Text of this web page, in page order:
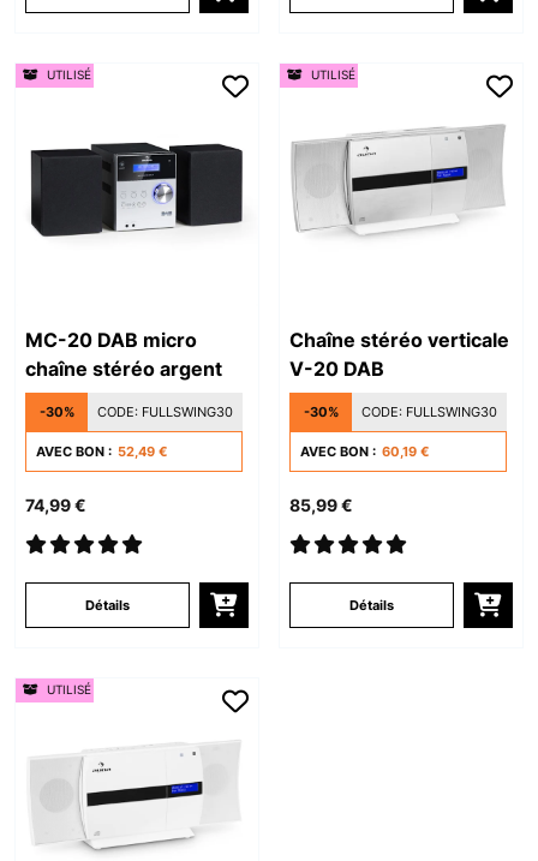
MC-20 DAB micro
chaîne stéréo argent
-30% CODE: FULLSWING30
AVEC BON : 52,49 €
74,99 €
Détails
UTILISÉ
Chaîne stéréo verticale
V-20 DAB
-30% CODE: FULLSWING30
AVEC BON : 60,19 €
85,99 €
Détails
UTILISÉ
UTILISÉ